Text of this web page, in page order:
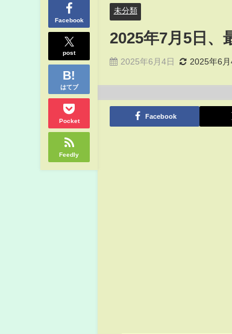
Facebook
post
はてブ
Pocket
Feedly
未分類
2025年7月5日、
2025年6月4日 2025年6月
Facebook